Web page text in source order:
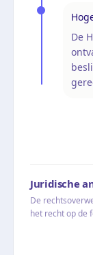
De
Juridische
De
het recht op de